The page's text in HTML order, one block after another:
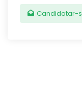
Candidatar-